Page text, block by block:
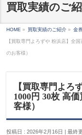
買取実績のご
HOME » 買取実績のご紹介 » 金
【買取専門よろずや 粉浜店】全
のお客様）
【買取専門よろ
1000円 30枚 高
客様）
投稿日 : 2026年2月16日 最終